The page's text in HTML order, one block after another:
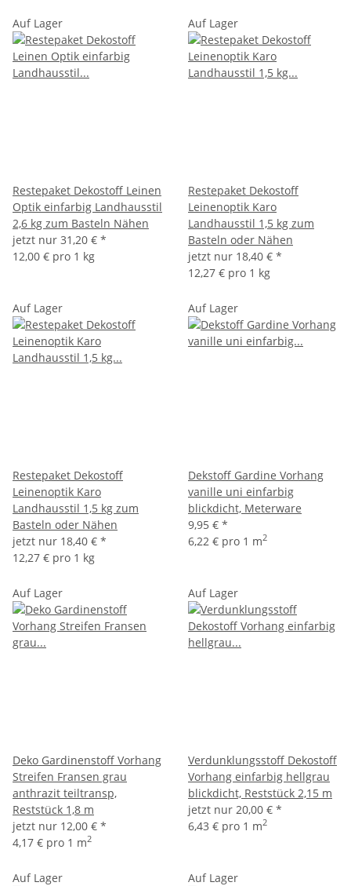
Auf Lager
Restepaket Dekostoff Leinen
Optik einfarbig Landhausstil
2,6 kg zum Basteln Nähen
jetzt nur 31,20 € *
12,00 € pro 1 kg
Auf Lager
Restepaket Dekostoff
Leinenoptik Karo
Landhausstil 1,5 kg zum
Basteln oder Nähen
jetzt nur 18,40 € *
12,27 € pro 1 kg
Auf Lager
Restepaket Dekostoff
Leinenoptik Karo
Landhausstil 1,5 kg zum
Basteln oder Nähen
jetzt nur 18,40 € *
12,27 € pro 1 kg
Auf Lager
Dekstoff Gardine Vorhang
vanille uni einfarbig
blickdicht, Meterware
9,95 € *
6,22 € pro 1 m2
Auf Lager
Deko Gardinenstoff Vorhang
Streifen Fransen grau
anthrazit teiltransp,
Reststück 1,8 m
jetzt nur 12,00 € *
4,17 € pro 1 m2
Auf Lager
Verdunklungsstoff Dekostoff
Vorhang einfarbig hellgrau
blickdicht, Reststück 2,15 m
jetzt nur 20,00 € *
6,43 € pro 1 m2
Auf Lager Auf Lager